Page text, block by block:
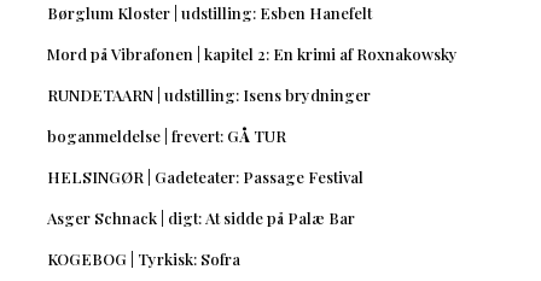
Børglum Kloster | udstilling: Esben Hanefelt
Mord på Vibrafonen | kapitel 2: En krimi af Roxnakowsky
RUNDETAARN | udstilling: Isens brydninger
boganmeldelse | frevert: GÅ TUR
HELSINGØR | Gadeteater: Passage Festival
Asger Schnack | digt: At sidde på Palæ Bar
KOGEBOG | Tyrkisk: Sofra